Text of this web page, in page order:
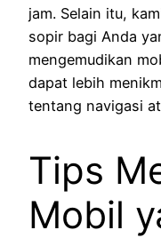
jam. Selain itu,
sopir bagi Anda
mengemudikan
dapat lebih
tentang navigasi
Tips
Mobil